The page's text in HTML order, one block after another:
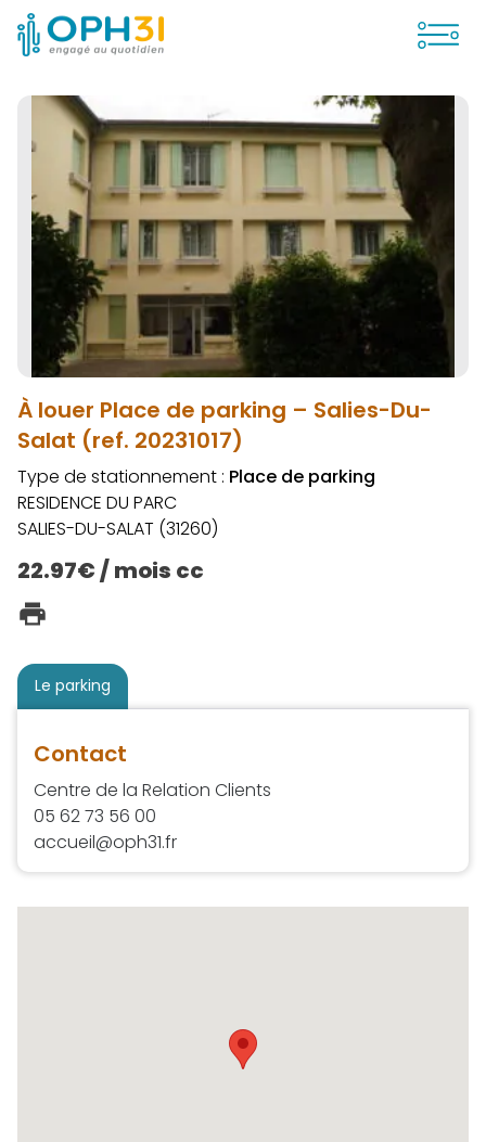
À louer Place de parking – Salies-Du-
Salat (ref. 20231017)
Type de stationnement : Place de parking
RESIDENCE DU PARC
SALIES-DU-SALAT (31260)
22.97€ / mois cc
Le parking
Contact
Centre de la Relation Clients
05 62 73 56 00
accueil@oph31.fr